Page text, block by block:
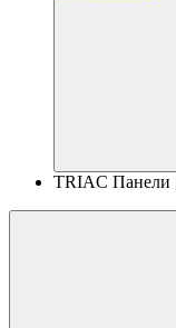
TRIAC Панели